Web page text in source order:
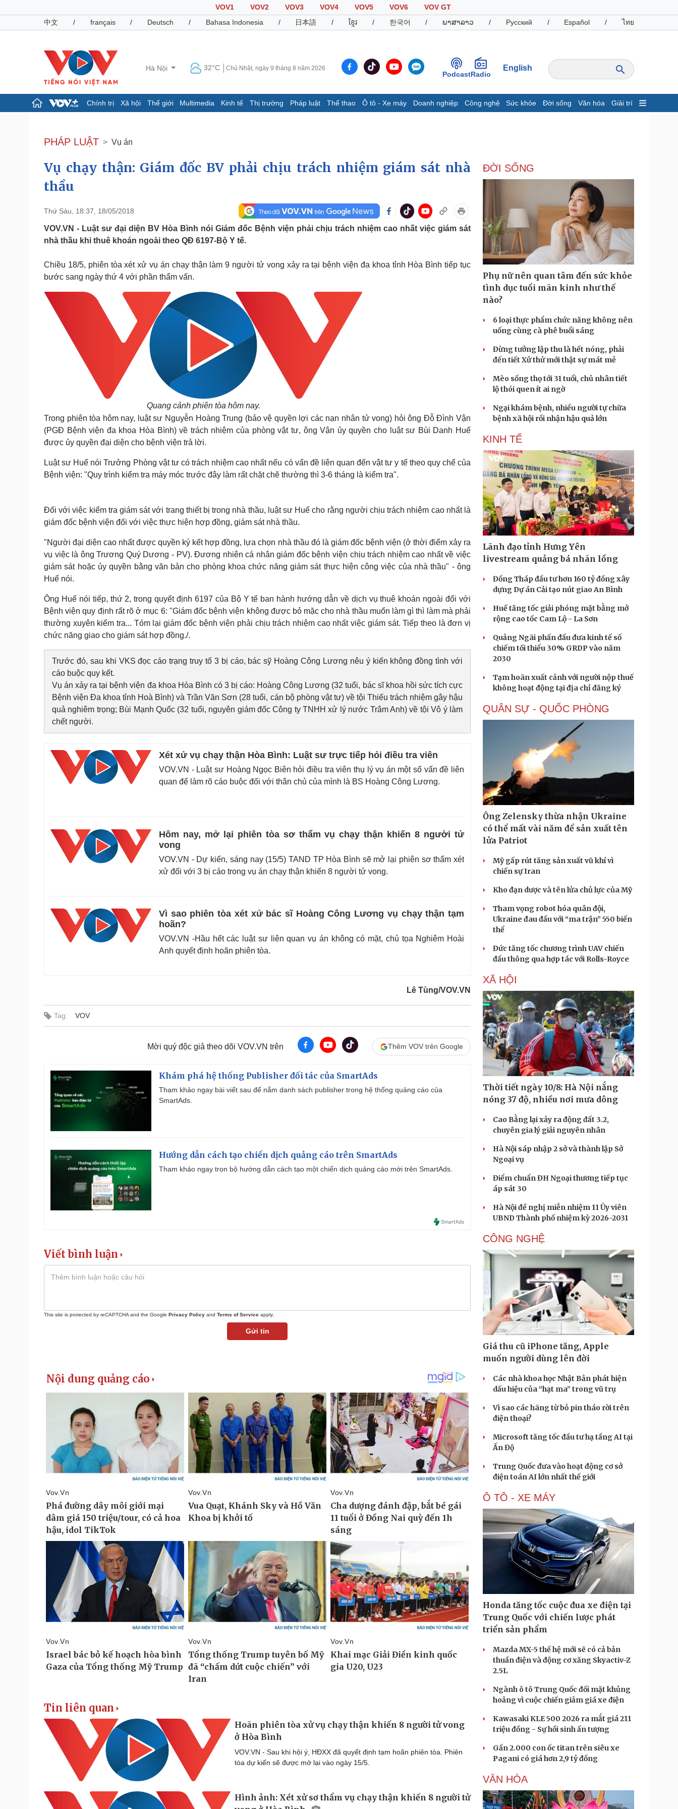
VOV1 VOV2 VOV3 VOV4 VOV5 VOV6
VOV GT
中文
/ français / Deutsch / Bahasa Indonesia / 日本語 / ខ្មែរ / 한국어 / ພາສາລາວ / Русский / Español / ไทย
Hà Nội 32°C Chủ Nhật, ngày 9 tháng 8 năm 2026
PodcastRadio
English
Chính trị Xã hội Thế giới Multimedia Kinh tế Thị trường Pháp luật Thể thao Ô tô - Xe máy Doanh nghiệp Công nghệ Sức khỏe Đời sống Văn hóa Giải trí
Đảng
Tổ chức nhân sự
Nhận diện sự thật
Dấu ấn VOV
Infographic
Giá cà phê
Pháp luật
Tin nóng
Tư vấn luật
Việt Nam
Phân tích
Thể thao
Bóng đá
Lịch thi đấu bóng đá
Hậu trường
Ô tô - Xe máy
Ô tô
Xe máy
Doanh nghiệp
Thông tin doanh nghiệp
Doanh nghiệp 24h
Vì cộng đồng
Công nghệ
Sành điệu
Tin Công nghệ
Trải nghiệm
Chuyển đổi số
Sức khỏe
Dinh dưỡng - món ngon
Cây thuốc
Sản phụ khoa
Nhi khoa
Nam khoa
Làm đẹp - giảm cân
Phòng mạch online
Ăn sạch sống khỏe
Đời sống
Nhà đẹp
Tình yêu - Gia đình
Sân khấu - Điện ảnh
Âm nhạc
Di sản
Nghệ sĩ
Thời trang
Sao Việt
Podcast
Cửa sổ tình yêu
Kể chuyện cho bé
Hạt giống tâm hồn
PHÁP LUẬT Vụ án
Vụ chạy thận: Giám đốc BV phải chịu trách nhiệm giám sát nhà
thầu
Thứ Sáu, 18:37, 18/05/2018
VOV.VN - Luật sư đại diện BV Hòa Bình nói Giám đốc Bệnh viện phải chịu trách nhiệm cao nhất việc giám sát
nhà thầu khi thuê khoán ngoài theo QĐ 6197-Bộ Y tế.
Chiều 18/5, phiên tòa xét xử vụ án chạy thận làm 9 người tử vong xảy ra tại bệnh viện đa khoa tỉnh Hòa Bình tiếp tục
bước sang ngày thứ 4 với phần thẩm vấn.
Quang cảnh phiên tòa hôm nay.
Trong phiên tòa hôm nay, luật sư Nguyễn Hoàng Trung (bảo vệ quyền lợi các nạn nhân tử vong) hỏi ông Đỗ Đình Vận
(PGĐ Bệnh viện đa khoa Hòa Bình)về trách nhiệm của phòng vật tư, ông Vận ủy quyền cho luật sư Bùi Danh Huế
được ủy quyền đại diện cho bệnh viện trả lời.
Luật sư Huế nói Trưởng Phòng vật tư có trách nhiệm cao nhất nếu có vấn đề liên quan đến vật tư y tế theo quy chế của
Bệnh viện: "Quy trình kiểm tra máy móc trước đây làm rất chặt chẽ thường thì 3-6 tháng là kiểm tra".
Đối với việc kiểm tra giám sát với trang thiết bị trong nhà thầu, luật sư Huế cho rằng người chịu trách nhiệm cao nhất là
giám đốc bệnh viện đối với việc thực hiện hợp đồng, giám sát nhà thầu.
"Người đại diện cao nhất được quyền ký kết hợp đồng, lựa chọn nhà thầu đó là giám đốc bệnh viện (ở thời điểm xảy ra
vụ việc là ông Trương Quý Dương - PV). Đương nhiên cá nhân giám đốc bệnh viện chịu trách nhiệm cao nhất về việc
giám sát hoặc ủy quyền bằng văn bản cho phòng khoa chức năng giám sát thực hiện công việc của nhà thầu" - ông
Huế nói.
Ông Huế nói tiếp, thứ 2, trong quyết định 6197 của Bộ Y tế ban hành hướng dẫn về dịch vụ thuê khoán ngoài đối với
Bệnh viện quy định rất rõ ở mục 6: "Giám đốc bệnh viện không được bỏ mặc cho nhà thầu muốn làm gì thì làm mà phải
thường xuyên kiểm tra... Tóm lại giám đốc bệnh viện phải chịu trách nhiệm cao nhất việc giám sát. Tiếp theo là đơn vị
chức năng giao cho giám sát hợp đồng./.
Trước đó, sau khi VKS đọc cáo trạng truy tố 3 bị cáo, bác sỹ Hoàng Công Lương nêu ý kiến không đồng tình với
cáo buộc quy kết.
Vụ án xảy ra tại bệnh viện đa khoa Hòa Bình có 3 bị cáo: Hoàng Công Lương (32 tuổi, bác sĩ khoa hồi sức tích cực
Bệnh viện Đa khoa tỉnh Hoà Bình) và Trần Văn Sơn (28 tuổi, cán bộ phòng vật tư) về tội Thiếu trách nhiệm gây hậu
quả nghiêm trọng; Bùi Mạnh Quốc (32 tuổi, nguyên giám đốc Công ty TNHH xử lý nước Trâm Anh) về tội Vô ý làm
chết người.
Xét xử vụ chạy thận Hòa Bình: Luật sư trực tiếp hỏi điều tra viên
VOV.VN - Luật sư Hoàng Ngọc Biên hỏi điều tra viên thụ lý vụ án một số vấn đề liên
quan để làm rõ cáo buộc đối với thân chủ của mình là BS Hoàng Công Lương.
Hôm nay, mở lại phiên tòa sơ thẩm vụ chạy thận khiến 8 người tử
vong
VOV.VN - Dự kiến, sáng nay (15/5) TAND TP Hòa Bình sẽ mở lại phiên sơ thẩm xét
xử đối với 3 bị cáo trong vụ án chạy thận khiến 8 người tử vong.
Vì sao phiên tòa xét xử bác sĩ Hoàng Công Lương vụ chạy thận tạm
hoãn?
VOV.VN -Hầu hết các luật sư liên quan vụ án không có mặt, chủ tọa Nghiêm Hoài
Anh quyết định hoãn phiên tòa.
Lê Tùng/VOV.VN
Tag: VOV
Mời quý độc giả theo dõi VOV.VN trên Thêm VOV trên Google
Khám phá hệ thống Publisher đối tác của SmartAds
Tham khảo ngay bài viết sau để nắm danh sách publisher trong hệ thống quảng cáo của
SmartAds.
Hướng dẫn cách tạo chiến dịch quảng cáo trên SmartAds
Tham khảo ngay trọn bộ hướng dẫn cách tạo một chiến dịch quảng cáo mới trên SmartAds.
Viết bình luận
This site is protected by reCAPTCHA and the Google Privacy Policy and Terms of Service apply.
Gửi tin
Tin liên quan
Hoãn phiên tòa xử vụ chạy thận khiến 8 người tử vong
ở Hòa Bình
VOV.VN - Sau khi hội ý, HĐXX đã quyết định tạm hoãn phiên tòa. Phiên
tòa dự kiến sẽ được mở lại vào ngày 15/5.
Hình ảnh: Xét xử sơ thẩm vụ chạy thận khiến 8 người tử
ĐỜI SỐNG
Phụ nữ nên quan tâm đến sức khỏe
tình dục tuổi mãn kinh như thế
nào?
6 loại thực phẩm chức năng không nên
uống cùng cà phê buổi sáng
Đừng tưởng lập thu là hết nóng, phải
đến tiết Xử thử mới thật sự mát mẻ
Mèo sống thọ tới 31 tuổi, chủ nhân tiết
lộ thói quen ít ai ngờ
Ngại khám bệnh, nhiều người tự chữa
bệnh xã hội rồi nhận hậu quả lớn
KINH TẾ
Lãnh đạo tỉnh Hưng Yên
livestream quảng bá nhãn lồng
Đồng Tháp đầu tư hơn 160 tỷ đồng xây
dựng Dự án Cải tạo nút giao An Bình
Huế tăng tốc giải phóng mặt bằng mở
rộng cao tốc Cam Lộ - La Sơn
Quảng Ngãi phấn đấu đưa kinh tế số
chiếm tối thiểu 30% GRDP vào năm
2030
Tạm hoãn xuất cảnh với người nộp thuế
không hoạt động tại địa chỉ đăng ký
QUÂN SỰ - QUỐC PHÒNG
Ông Zelensky thừa nhận Ukraine
có thể mất vài năm để sản xuất tên
lửa Patriot
Mỹ gấp rút tăng sản xuất vũ khí vì
chiến sự Iran
Kho đạn dược và tên lửa chủ lực của Mỹ
Tham vọng robot hóa quân đội,
Ukraine đau đầu với “ma trận” 550 biến
thể
Đức tăng tốc chương trình UAV chiến
đấu thông qua hợp tác với Rolls-Royce
XÃ HỘI
Thời tiết ngày 10/8: Hà Nội nắng
nóng 37 độ, nhiều nơi mưa dông
Cao Bằng lại xảy ra động đất 3.2,
chuyên gia lý giải nguyên nhân
Hà Nội sáp nhập 2 sở và thành lập Sở
Ngoại vụ
Điểm chuẩn ĐH Ngoại thương tiếp tục
áp sát 30
Hà Nội đề nghị miễn nhiệm 11 Ủy viên
UBND Thành phố nhiệm kỳ 2026-2031
CÔNG NGHỆ
Giá thu cũ iPhone tăng, Apple
muốn người dùng lên đời
Các nhà khoa học Nhật Bản phát hiện
dấu hiệu của “hạt ma” trong vũ trụ
Vì sao các hãng từ bỏ pin tháo rời trên
điện thoại?
Microsoft tăng tốc đầu tư hạ tầng AI tại
Ấn Độ
Trung Quốc đưa vào hoạt động cơ sở
điện toán AI lớn nhất thế giới
Ô TÔ - XE MÁY
Honda tăng tốc cuộc đua xe điện tại
Trung Quốc với chiến lược phát
triển sản phẩm
Mazda MX-5 thế hệ mới sẽ có cả bản
thuần điện và động cơ xăng Skyactiv-Z
2.5L
Ngành ô tô Trung Quốc đối mặt khủng
hoảng vì cuộc chiến giảm giá xe điện
Kawasaki KLE 500 2026 ra mắt giá 211
triệu đồng - Sự hồi sinh ấn tượng
Gần 2.000 con ốc titan trên siêu xe
Pagani có giá hơn 2,9 tỷ đồng
VĂN HÓA